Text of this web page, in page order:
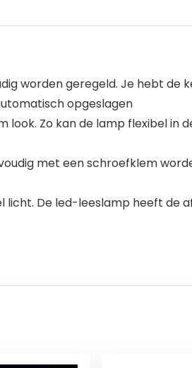
worden geregeld. Je hebt de
opgeslagen
Zo kan de lamp flexibel in
met een schroefklem
De led-leeslamp heeft de